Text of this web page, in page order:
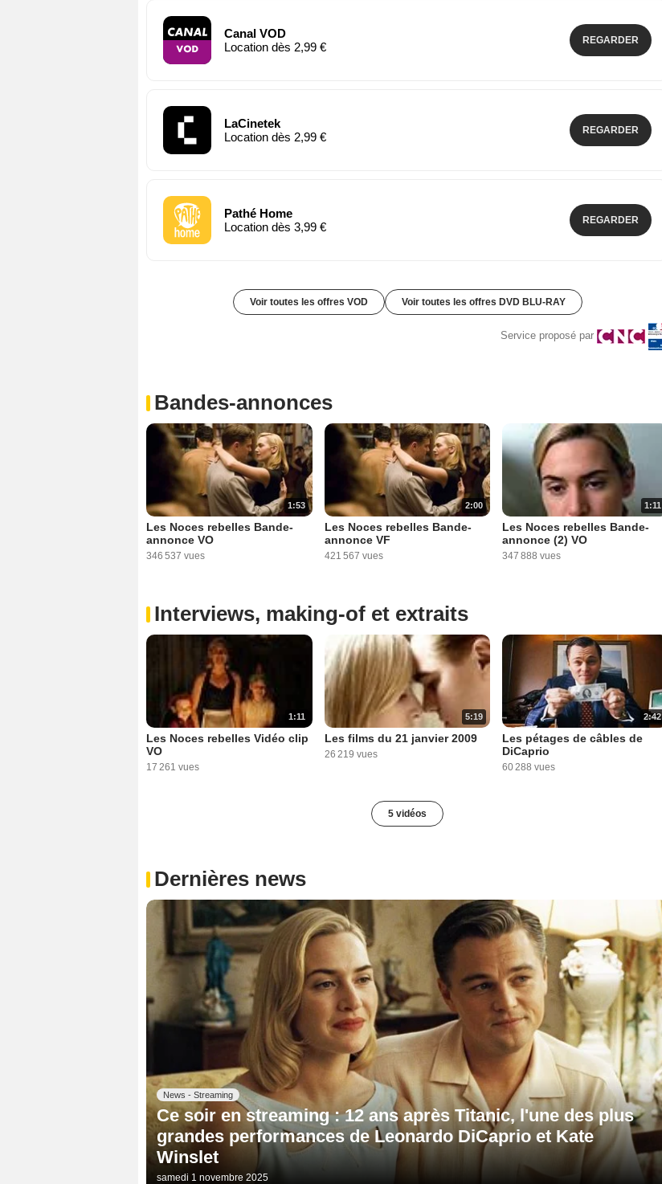
Canal VOD
Location dès 2,99 €
REGARDER
LaCinetek
Location dès 2,99 €
REGARDER
Pathé Home
Location dès 3,99 €
REGARDER
Voir toutes les offres VOD Voir toutes les offres DVD BLU-RAY
Service proposé par
Bandes-annonces
1:53
Les Noces rebelles Bande-
annonce VO
346 537 vues
2:00
Les Noces rebelles Bande-
annonce VF
421 567 vues
1:11
Les Noces rebelles Bande-
annonce (2) VO
347 888 vues
Interviews, making-of et extraits
1:11
Les Noces rebelles Vidéo clip
VO
17 261 vues
5:19
Les films du 21 janvier 2009
26 219 vues
2:42
Les pétages de câbles de
DiCaprio
60 288 vues
5 vidéos
Dernières news
News - Streaming
Ce soir en streaming : 12 ans après Titanic, l'une des plus
grandes performances de Leonardo DiCaprio et Kate
Winslet
samedi 1 novembre 2025